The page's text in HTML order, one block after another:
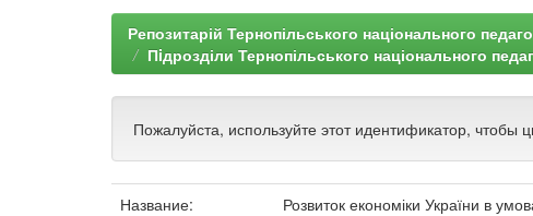
Репозитарій Тернопільського національного
Пiдрозділи Тернопільського національного
Пожалуйста, используйте этот идентификатор, чтобы
Название:
Розвиток економіки України в